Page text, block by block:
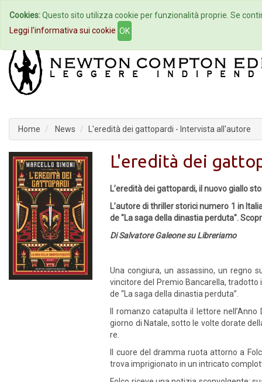
Home Autori Eventi
Home News L'eredità dei gattopardi - Intervista all'autore
L'eredità dei
L’eredità dei gattopardi, il nuovo giallo
L’autore di thriller storici numero 1 in
de "La saga della dinastia perduta".
Di Salvatore Galeone su Libreriamo
Una congiura, un assassino, un regno
vincitore del Premio Bancarella, tradotto
de “La saga della dinastia perduta”.
Il romanzo catapulta il lettore
giorno di Natale, sotto le volte dorate
re.
Il cuore del dramma ruota attorno a
trova imprigionato in un intricato
Cookies:Questo sito utilizza cookie per funzionalità proprie. Se
Leggi l'informativa sui cookie OK